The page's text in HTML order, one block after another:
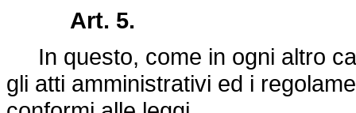
Art. 5.
In questo, come in ogni altro
gli atti amministrativi ed i